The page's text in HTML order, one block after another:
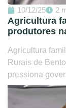
10/12/25 2
Agricultura
produtores
Agricultura
Rurais de
pressiona